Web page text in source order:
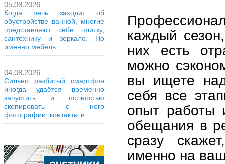
05.08.2026
Когда речь заходит об
обустройстве ванной, многие
представляют себе плитку,
сантехнику и зеркало. Но
именно мебель...
04.08.2026
Сильно разбитый смартфон
иногда удаётся временно
запустить и полностью
скопировать с него
фотографии, контакты и...
каждый
них есть
можно
вы ищете
себя все
опыт работы
обещания в
сразу
именно на